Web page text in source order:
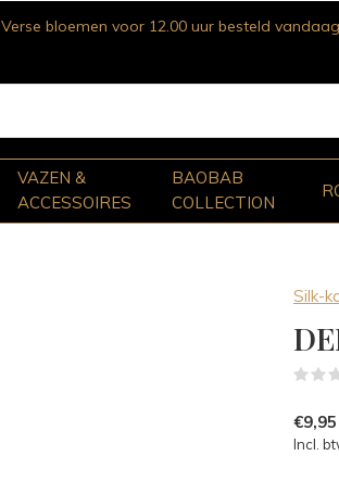
VAZEN &
ACCESSOIRES
BAOBAB
COLLECTION
Verse bloemen voor 12.00 uur besteld vandaag nog
Silk-
€9,95
Incl.